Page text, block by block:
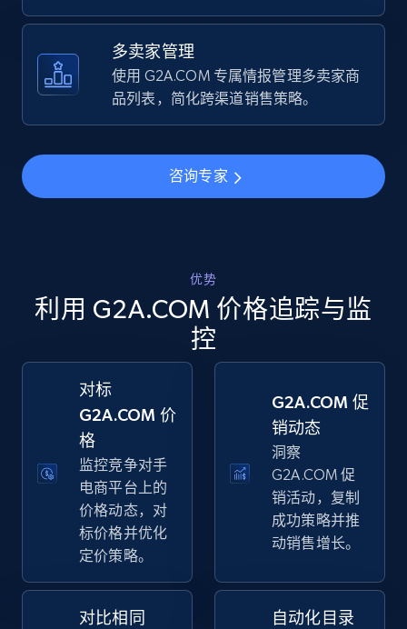
Walmart - products - Find new products by
using specific category URL
URL, Final price, Sku, Currency, Gtin,
Specifications, Image urls, Top reviews, and
5.6K+ 876+ 立即开始
Walmart - products - Collects products by
specific keywords
URL, Final price, Sku, Currency, Gtin,
876+ 立即开始
Walmart - products - Discover products by
using sku numbers
URL, Final price, Sku, Currency, Gtin,
Specifications, Image urls, Top reviews, and
多卖家管理
使用 G2A.COM 专属情报管理多卖家商
品列表，简化跨渠道销售策略。
咨询专家
优势
利用 G2A.COM 价格追踪与监
控
对标
G2A.COM 价
格
监控竞争对手
电商平台上的
价格动态，对
标价格并优化
定价策略。
G2A.COM 促
销动态
洞察
G2A.COM 促
销活动，复制
成功策略并推
动销售增长。
对比相同
自动化目录